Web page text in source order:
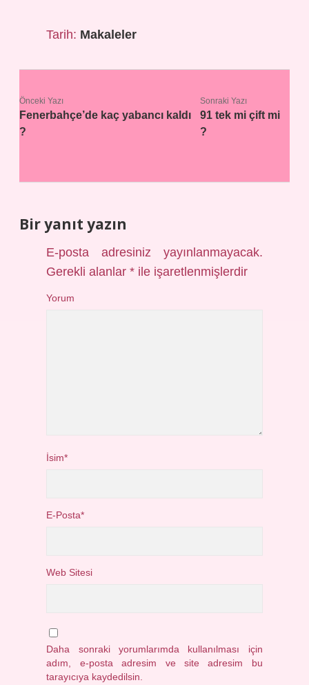
Tarih: Makaleler
Önceki Yazı
Fenerbahçe’de kaç yabancı kaldı
?
Sonraki Yazı
91 tek mi çift mi
?
Bir yanıt yazın
E-posta adresiniz yayınlanmayacak.
Gerekli alanlar* ile işaretlenmişlerdir
Yorum
İsim*
E-Posta*
Web Sitesi
Daha sonraki yorumlarımda kullanılması için
adım, e-posta adresim ve site adresim bu
tarayıcıya kaydedilsin.